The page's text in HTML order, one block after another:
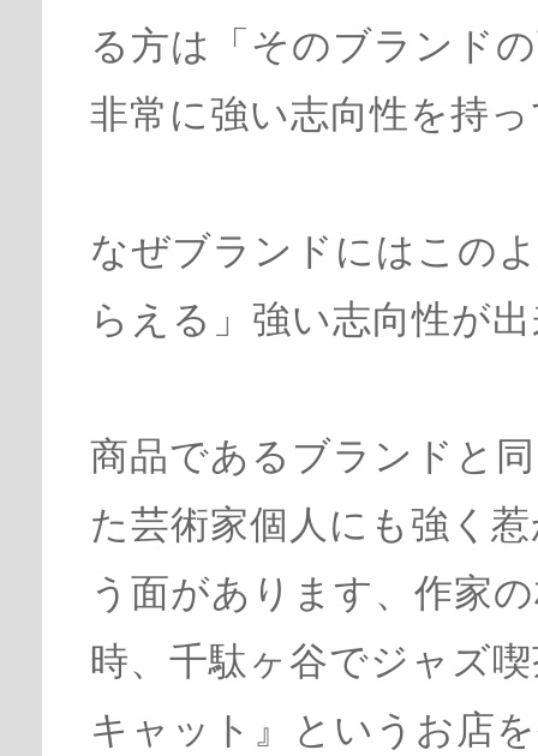
る方は「そのブランド
非常に強い志向性を持
なぜブランドにはこの
らえる」強い志向性が
商品であるブランドと
た芸術家個人にも強く
う面があります、作家
時、千駄ヶ谷でジャズ
キャット』というお店